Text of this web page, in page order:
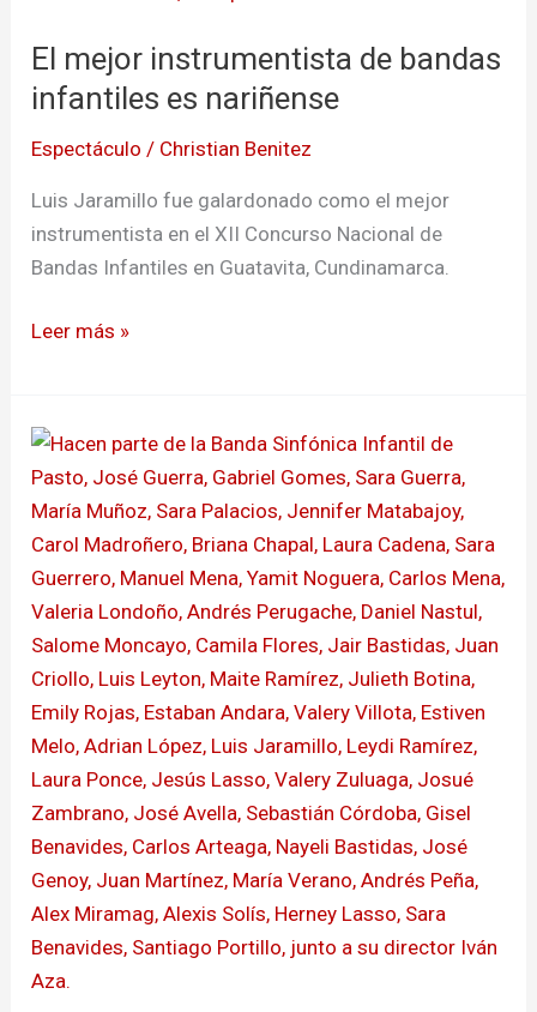
El mejor instrumentista de bandas
infantiles es nariñense
Espectáculo / Christian Benitez
Luis Jaramillo fue galardonado como el mejor
instrumentista en el XII Concurso Nacional de
Bandas Infantiles en Guatavita, Cundinamarca.
instrumentista
de
infantiles
es
nariñense
Leer más »
Banda
Sinfónica
Infantil
de
Pasto,
la
mejor
de
festival
en
Guatavita